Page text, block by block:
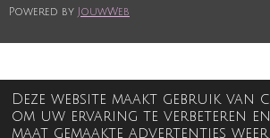
Deze website maakt gebruik van
om uw ervaring te verbeteren
maat gemaakte advertenties
Powered by JouwWeb